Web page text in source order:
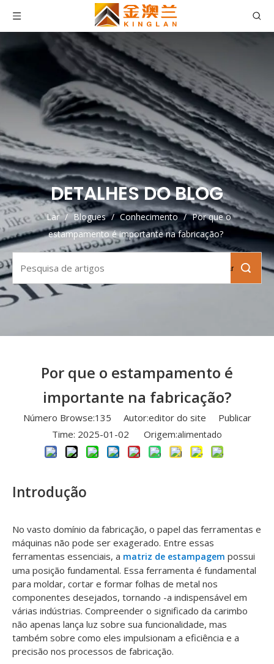
DETALHES DO BLOG
Lar / Blogues / Conhecimento / Por que o
estampamento é importante na fabricação?
Pesquisar
Por que o estampamento é
importante na fabricação?
Número Browse:135 Autor:editor do site Publicar
Time: 2025-01-02 Origem:alimentado
Introdução
No vasto domínio da fabricação, o papel das ferramentas e
máquinas não pode ser exagerado. Entre essas
ferramentas essenciais, a matriz de estampagem possui
uma posição fundamental. Essa ferramenta é fundamental
para moldar, cortar e formar folhas de metal nos
componentes desejados, tornando -a indispensável em
várias indústrias. Compreender o significado da carimbo
não apenas lança luz sobre sua funcionalidade, mas
também sobre como eles impulsionam a eficiência e a
precisão nos processos de fabricação.